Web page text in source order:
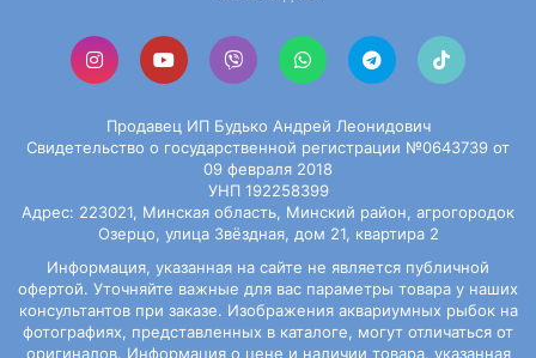
Продавец ИП Будько Андрей Леонидович
Свидетельство о государственной регистрации №0643739 от
09 февраля 2018
УНП 192258399
Адрес: 223021, Минская область, Минский район, агрогородок
Озерцо, улица Звёздная, дом 21, квартира 2
Информация, указанная на сайте не является публичной
офертой. Уточняйте важные для вас параметры товара у наших
консультантов при заказе. Изображения аквариумных рыбокна
фотографиях, представленных в каталоге, могут отличаться от
оригиналов. Информация о цене и наличии товара, указанная